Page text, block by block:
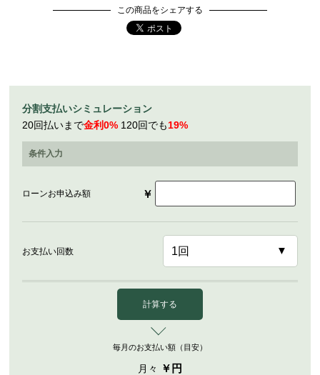
この商品をシェアする
分割支払いシミュレーション
20回払いまで金利0% 120回でも19%
条件入力
ローンお申込み額 ￥
お支払い回数
計算する
毎月のお支払い額（目安）
月々 ￥ 円